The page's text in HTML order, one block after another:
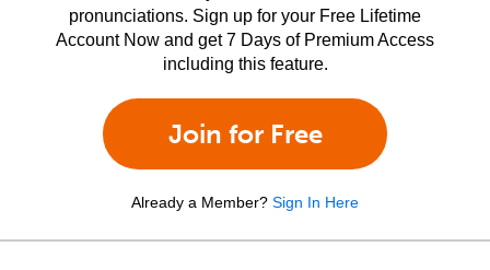
pronunciations. Sign up for your Free Lifetime
Account Now and get 7 Days of Premium Access
including this feature.
Join for Free
Already a Member? Sign In Here